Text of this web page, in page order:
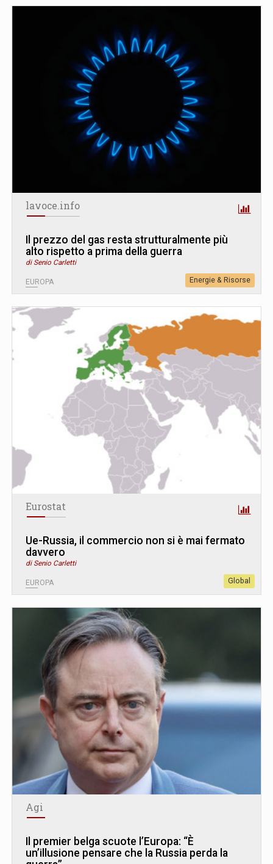
lavoce.info
Il prezzo del gas resta strutturalmente più
alto rispetto a prima della guerra
di Senio Carletti
EUROPA Energie & Risorse
Eurostat
Ue-Russia, il commercio non si è mai fermato
davvero
di Senio Carletti
EUROPA Global
Agi
Il premier belga scuote l’Europa: “È
un’illusione pensare che la Russia perda la